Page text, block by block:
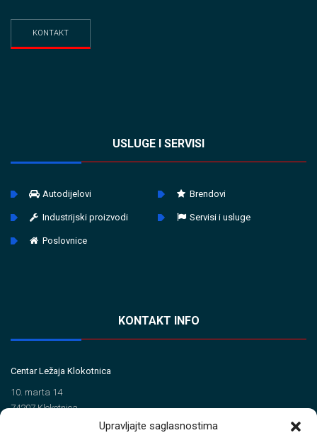
Upravljajte saglasnostima
KONTAKT
USLUGE I SERVISI
Autodijelovi Brendovi
Industrijski proizvodi Servisi i usluge
Poslovnice
KONTAKT INFO
Centar Ležaja Klokotnica
10. marta 14
74207 Klokotnica